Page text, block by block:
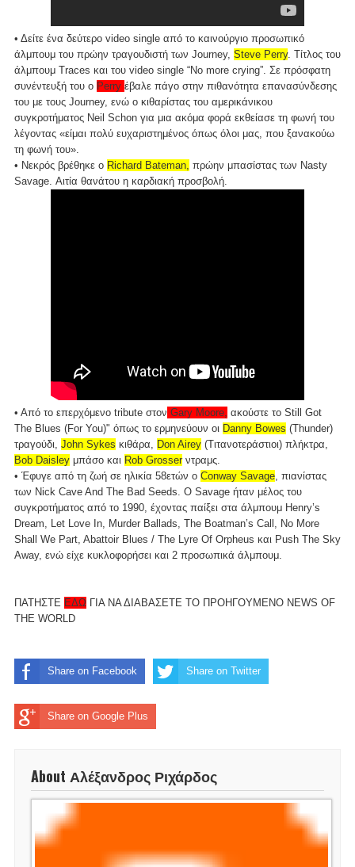
• Δείτε ένα δεύτερο video single από το καινούργιο προσωπικό
άλμπουμ του πρώην τραγουδιστή των Journey, Steve Perry. Τίτλος του
άλμπουμ Traces και του video single “No more crying”. Σε πρόσφατη
συνέντευξή του ο Perry έβαλε πάγο στην πιθανότητα επανασύνδεσης
του με τους Journey, ενώ ο κιθαρίστας του αμερικάνικου
συγκροτήματος Neil Schon για μια ακόμα φορά εκθείασε τη φωνή του
λέγοντας «είμαι πολύ ευχαριστημένος όπως όλοι μας, που ξανακούω
τη φωνή του».
• Νεκρός βρέθηκε ο Richard Bateman, πρώην μπασίστας των Nasty
Savage. Αιτία θανάτου η καρδιακή προσβολή.
• Από το επερχόμενο tribute στον Gary Moore, ακούστε το Still Got
The Blues (For You)" όπως το ερμηνεύουν οι Danny Bowes (Thunder)
τραγούδι, John Sykes κιθάρα, Don Airey (Τιτανοτεράστιοι) πλήκτρα,
Bob Daisley μπάσο και Rob Grosser ντραμς.
• Έφυγε από τη ζωή σε ηλικία 58ετών ο Conway Savage , πιανίστας
των Nick Cave And The Bad Seeds. O Savage ήταν μέλος του
συγκροτήματος από το 1990, έχοντας παίξει στα άλμπουμ Henry’s
Dream, Let Love In, Murder Ballads, The Boatman’s Call, No More
Shall We Part, Abattoir Blues / The Lyre Of Orpheus και Push The Sky
Away, ενώ είχε κυκλοφορήσει και 2 προσωπικά άλμπουμ.
ΠΑΤΗΣΤΕ ΕΔΩ ΓΙΑ ΝΑ ΔΙΑΒΑΣΕΤΕ ΤΟ ΠΡΟΗΓΟΥΜΕΝΟ NEWS OF
THE WORLD
Share on Facebook Share on Twitter
Share on Google Plus
About Αλέξανδρος Ριχάρδος